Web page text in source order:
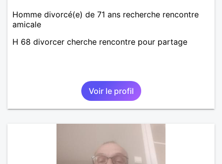
Homme divorcé(e) de 71 ans recherche rencontre
amicale
H 68 divorcer cherche rencontre pour partage
Voir le profil